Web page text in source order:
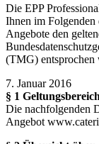
Die EPP
Ihnen im
Angebote den
(TMG) entsprochen
7. Januar 2016
§ 1 Geltungsbereich
Die nachfolgenden
Angebot